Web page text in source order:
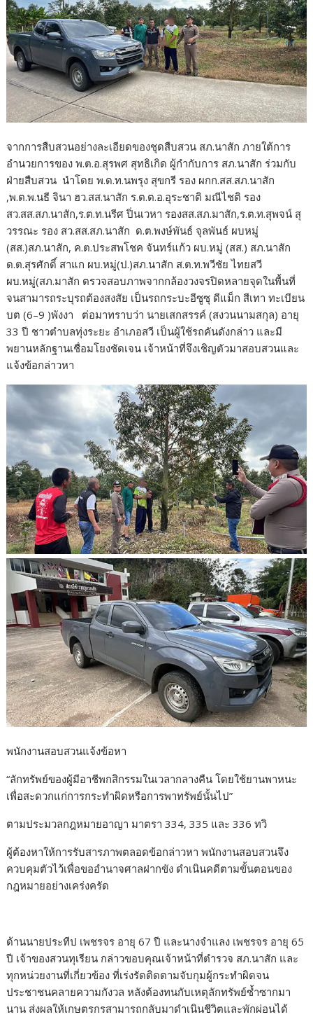
จากการสืบสวนอย่างละเอียดของชุดสืบสวน สภ.นาสัก ภายใต้การ
อำนวยการของ พ.ต.อ.สุรพศ สุทธิเกิด ผู้กำกับการ สภ.นาสัก ร่วมกับ
ฝ่ายสืบสวน นำโดย พ.ด.ท.นพรุง สุขกรี รอง ผกก.สส.สภ.นาสัก
,พ.ต.พ.นธี จินา ฮว.สส.นาสัก ร.ต.ต.อ.อุระชาติ มณีไชติ รอง
สว.สส.สภ.นาสัก,ร.ต.ท.นรีศ ปิ่นเวหา รองสส.สภ.มาสัก,ร.ต.ท.สุพจน์ สุ
วรรณะ รอง สว.สส.สภ.นาสัก ด.ต.พงษ์พันธ์ จุลพันธ์ ผบหมู่
(สส.)สภ.นาสัก, ค.ต.ประสพโชค จันทร์แก้ว ผบ.หมู่ (สส.) สภ.นาสัก
ด.ต.สุรศักดิ์ สาแก ผบ.หมู่(ป.)สภ.นาสัก ส.ต.ท.พวีชัย ไทยสวี
ผบ.หมู่(สภ.มาสัก ตรวจสอบภาพจากกล้องวงจรปิดหลายจุดในพื้นที่
จนสามารถระบุรถต้องสงสัย เป็นรถกระบะอีซูซุ ดีแม็ก สีเทา ทะเบียน
บต (6–9 )พังงา ต่อมาทราบว่า นายเสกสรรค์ (สงวนนามสกุล) อายุ
33 ปี ชาวตำบลทุ่งระยะ อำเภอสวี เป็นผู้ใช้รถคันดังกล่าว และมี
พยานหลักฐานเชื่อมโยงชัดเจน เจ้าหน้าที่จึงเชิญตัวมาสอบสวนและ
แจ้งข้อกล่าวหา
พนักงานสอบสวนแจ้งข้อหา
“ลักทรัพย์ของผู้มีอาชีพกสิกรรมในเวลากลางคืน โดยใช้ยานพาหนะ
เพื่อสะดวกแก่การกระทำผิดหรือการพาทรัพย์นั้นไป”
ตามประมวลกฎหมายอาญา มาตรา 334, 335 และ 336 ทวิ
ผู้ต้องหาให้การรับสารภาพตลอดข้อกล่าวหา พนักงานสอบสวนจึง
ควบคุมตัวไว้เพื่อขออำนาจศาลฝากขัง ดำเนินคดีตามขั้นตอนของ
กฎหมายอย่างเคร่งครัด
ด้านนายประทีป เพชรจร อายุ 67 ปี และนางจำแลง เพชรจร อายุ 65
ปี เจ้าของสวนทุเรียน กล่าวขอบคุณเจ้าหน้าที่ตำรวจ สภ.นาสัก และ
ทุกหน่วยงานที่เกี่ยวข้อง ที่เร่งรัดติดตามจับกุมผู้กระทำผิดจน
ประชาชนคลายความกังวล หลังต้องทนกับเหตุลักทรัพย์ซ้ำซากมา
นาน ส่งผลให้เกษตรกรสามารถกลับมาดำเนินชีวิตและพักผ่อนได้